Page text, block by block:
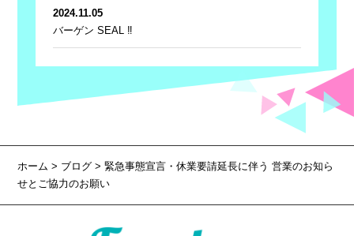
2024.11.05
バーゲン SEAL ‼
ホーム> ブログ > 緊急事態宣言・休業要請延長に伴う 営業のお知ら
せとご協力のお願い